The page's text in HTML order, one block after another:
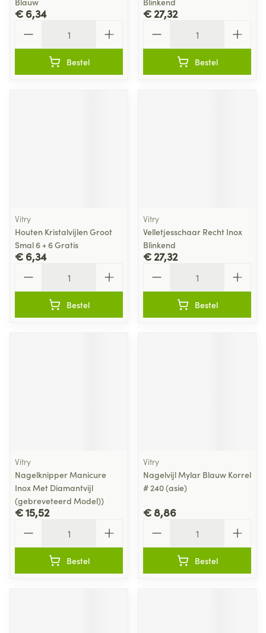
€ 6,34
Bestel
€ 27,32
Bestel
Vitry
Houten Kristalvijlen Groot
Smal 6 + 6 Gratis
€ 6,34
Bestel
Vitry
Velletjesschaar Recht Inox
Blinkend
€ 27,32
Bestel
Vitry
Nagelknipper Manicure
Inox Met Diamantvijl
(gebreveteerd Model))
€ 15,52
Bestel
Vitry
Nagelvijl Mylar Blauw Korrel
# 240 (asie)
€ 8,86
Bestel